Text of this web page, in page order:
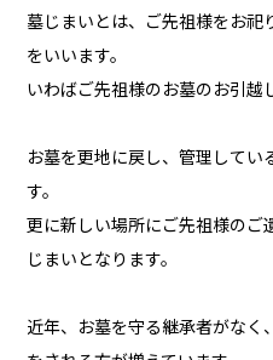
墓じまいとは、ご先祖様をお祀
をいいます。
いわばご先祖様のお墓のお引越
お墓を更地に戻し、管理してい
す。
更に新しい場所にご先祖様のご
じまいとなります。
近年、お墓を守る継承者がなく